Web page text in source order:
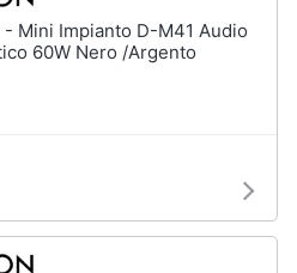
- Mini Impianto D-M41 Audio
60W Nero /Argento